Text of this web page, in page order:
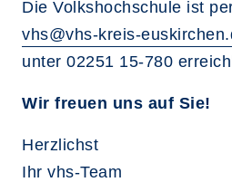
Die Volkshochschule ist
vhs@vhs-kreis-
unter 02251 15-780
Wir freuen uns auf Sie!
Herzlichst
Ihr vhs-Team